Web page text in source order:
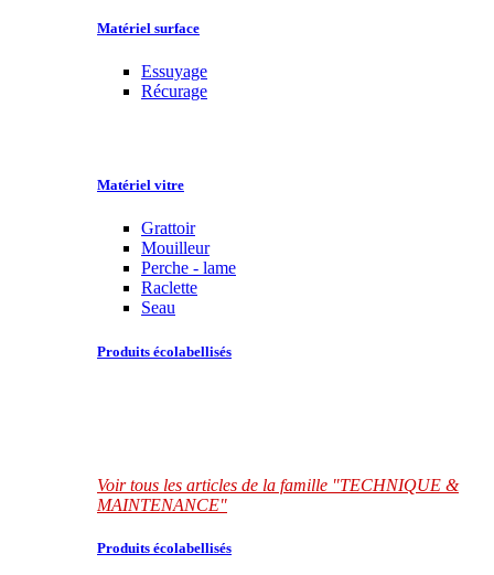
Matériel surface
Essuyage
Récurage
Matériel vitre
Grattoir
Mouilleur
Perche - lame
Raclette
Seau
Produits écolabellisés
Voir tous les articles de la famille "TECHNIQUE &
MAINTENANCE"
Produits écolabellisés